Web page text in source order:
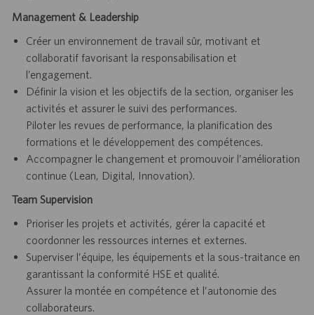
Management & Leadership
Créer un environnement de travail sûr, motivant et
collaboratif favorisant la responsabilisation et
l’engagement.
Définir la vision et les objectifs de la section, organiser les
activités et assurer le suivi des performances.
Piloter les revues de performance, la planification des
formations et le développement des compétences.
Accompagner le changement et promouvoir l’amélioration
continue (Lean, Digital, Innovation).
Team Supervision
Prioriser les projets et activités, gérer la capacité et
coordonner les ressources internes et externes.
Superviser l’équipe, les équipements et la sous-traitance en
garantissant la conformité HSE et qualité.
Assurer la montée en compétence et l’autonomie des
collaborateurs.